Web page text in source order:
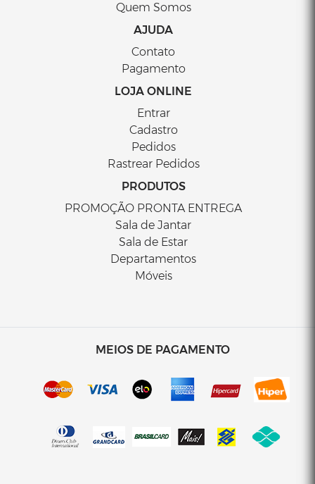
Quem Somos
AJUDA
Contato
Pagamento
LOJA ONLINE
Entrar
Cadastro
Pedidos
Rastrear Pedidos
PRODUTOS
PROMOÇÃO PRONTA ENTREGA
Sala de Jantar
Sala de Estar
Departamentos
Móveis
MEIOS DE PAGAMENTO